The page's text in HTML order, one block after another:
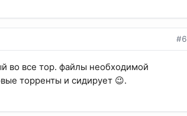
#6
во все тор. файлы необходимой
торренты и сидирует 😉.